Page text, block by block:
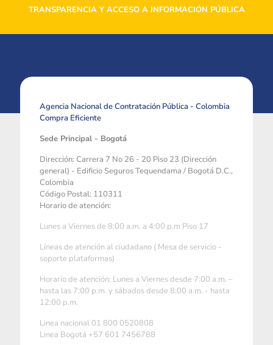
TRANSPARENCIA Y ACCESO A INFORMACIÓN PÚBLICA
Agencia Nacional de Contratación Pública - Colombia
Compra Eficiente
Sede Principal - Bogotá
Dirección: Carrera 7 No 26 - 20 Piso 23 (Dirección
general) - Edificio Seguros Tequendama / Bogotá D.C.,
Colombia
Código Postal: 110311
Horario de atención:
Lunes a Viernes de 8:00 a.m. a 4:00 p.m Piso 17
Líneas de atención al ciudadano ( Mesa de servicio -
soporte plataformas)
Horario de atención: Lunes a Viernes desde 7:00 a.m. –
hasta las 7:00 p.m. y sábados desde 8:00 a.m. - hasta
12:00 p.m.
Linea nacional 01 800 0520808
Linea Bogotá +57 601 7456788